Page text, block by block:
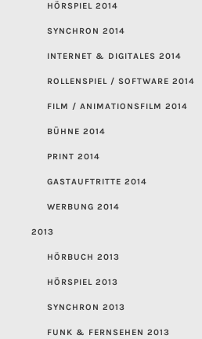
HÖRSPIEL 2014
SYNCHRON 2014
INTERNET & DIGITALES 2014
ROLLENSPIEL / SOFTWARE 2014
FILM / ANIMATIONSFILM 2014
BÜHNE 2014
PRINT 2014
GASTAUFTRITTE 2014
WERBUNG 2014
2013
HÖRBUCH 2013
HÖRSPIEL 2013
SYNCHRON 2013
FUNK & FERNSEHEN 2013